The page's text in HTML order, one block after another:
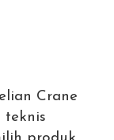
Crane
teknis